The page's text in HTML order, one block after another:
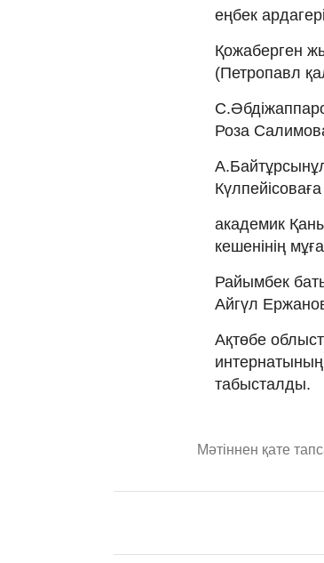
еңбек
Қожаберген
(Петропавл
Роза
Күлпейісоваға
академик
кешенінің
Райымбек
Айгүл
Ақтөбе
табысталды.
Мәтіннен қате